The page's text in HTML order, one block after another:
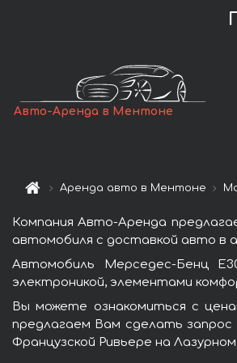
Авто-Аренда в Ментоне
Аренда авто в Ментоне
Компания Авто-Аренда
автомобиля с доставкой авто в
Автомобиль Мерседес-Бенц
электроникой, элементами
Вы можете ознакомиться с
предлагаем Вам сделать
Французской Ривьере на